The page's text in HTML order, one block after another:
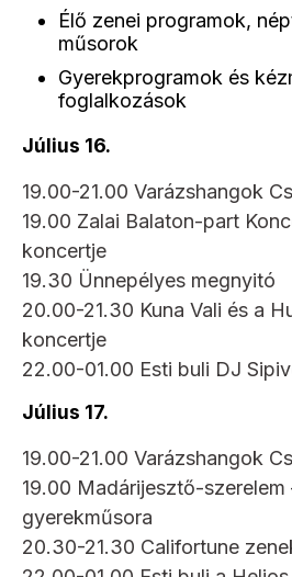
Élő zenei programok,
műsorok
Gyerekprogramok és
foglalkozások
Július 16.
19.00-21.00 Varázshangok
19.00 Zalai Balaton-part
koncertje
19.30 Ünnepélyes megnyitó
20.00-21.30 Kuna Vali és a
koncertje
22.00-01.00 Esti buli DJ
Július 17.
19.00-21.00 Varázshangok
19.00 Madárijesztő-szerelem
gyerekműsora
20.30-21.30 Califortune